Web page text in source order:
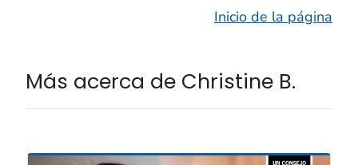
Inicio de la página
Más acerca de Christine B.